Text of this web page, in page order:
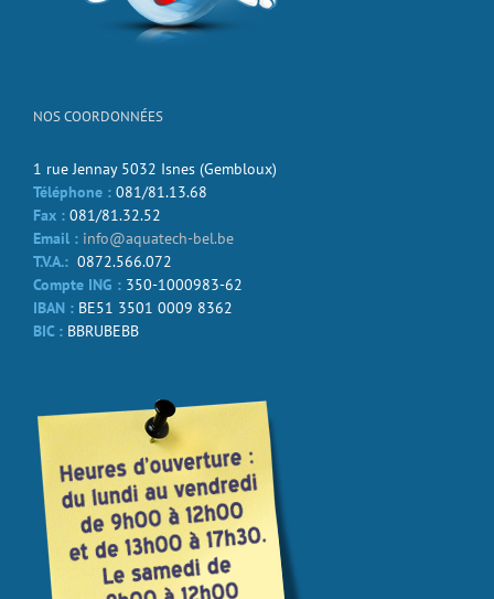
NOS COORDONNÉES
1 rue Jennay 5032 Isnes (Gembloux)
Téléphone : 081/81.13.68
Fax : 081/81.32.52
Email : info@aquatech-bel.be
T.V.A.: 0872.566.072
Compte ING : 350-1000983-62
IBAN : BE51 3501 0009 8362
BIC : BBRUBEBB